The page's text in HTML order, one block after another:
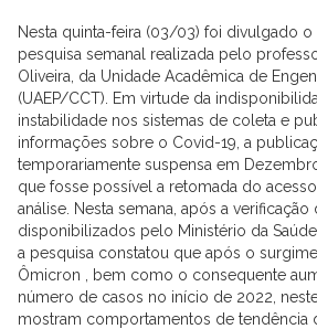
Nesta quinta-feira (03/03) foi divulgado o
pesquisa semanal realizada pelo
Oliveira, da Unidade Acadêmica de
(UAEP/CCT). Em virtude da
instabilidade nos sistemas de coleta e
informações sobre o Covid-19, a
temporariamente suspensa em
que fosse possível a retomada do
análise. Nesta semana, após a
disponibilizados pelo Ministério da
a pesquisa constatou que após o
Ômicron , bem como o consequente
número de casos no início de 2022,
mostram comportamentos de tendência